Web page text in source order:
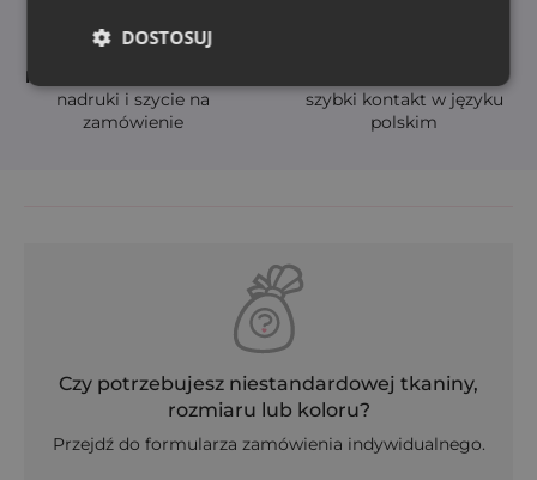
Możliwość personalizacji
nadruki i szycie na
zamówienie
szybki kontakt w języku
polskim
Czy potrzebujesz niestandardowej tkaniny,
rozmiaru lub koloru?
Przejdź do formularza zamówienia indywidualnego.
DOSTOSUJ